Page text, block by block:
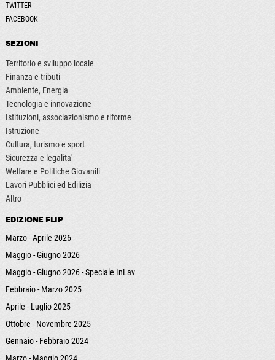
TWITTER
FACEBOOK
SEZIONI
Territorio e sviluppo locale
Finanza e tributi
Ambiente, Energia
Tecnologia e innovazione
Istituzioni, associazionismo e riforme
Istruzione
Cultura, turismo e sport
Sicurezza e legalita'
Welfare e Politiche Giovanili
Lavori Pubblici ed Edilizia
Altro
EDIZIONE FLIP
Marzo - Aprile 2026
Maggio - Giugno 2026
Maggio - Giugno 2026 - Speciale InLav
Febbraio - Marzo 2025
Aprile - Luglio 2025
Ottobre - Novembre 2025
Gennaio - Febbraio 2024
Marzo - Maggio 2024